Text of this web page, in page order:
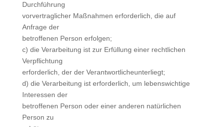
Durchführung
vorvertraglicher Maßnahmen erforderlich, die auf
Anfrage der
betroffenen Person erfolgen;
c) die Verarbeitung ist zur Erfüllung einer rechtlichen
Verpflichtung
erforderlich, der der Verantwortlicheunterliegt;
d) die Verarbeitung ist erforderlich, um lebenswichtige
Interessen der
betroffenen Person oder einer anderen natürlichen
Person zu